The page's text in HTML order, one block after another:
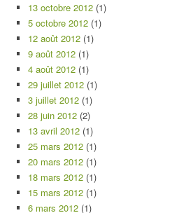
13 octobre 2012 (1)
5 octobre 2012 (1)
12 août 2012 (1)
9 août 2012 (1)
4 août 2012 (1)
29 juillet 2012 (1)
3 juillet 2012 (1)
28 juin 2012 (2)
13 avril 2012 (1)
25 mars 2012 (1)
20 mars 2012 (1)
18 mars 2012 (1)
15 mars 2012 (1)
6 mars 2012 (1)